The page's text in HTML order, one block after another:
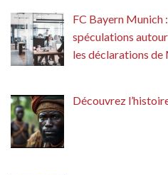
FC Bayern Munich
spéculations
les déclarations de
Découvrez